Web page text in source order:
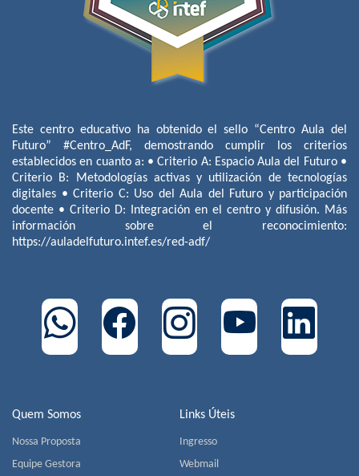
Quem Somos
Nossa Proposta
Equipe Gestora
Links Úteis
Ingresso
Webmail
Este centro educativo ha obtenido el sello “Centro Aula del
Futuro” #Centro_AdF, demostrando cumplir los criterios
establecidos en cuanto a: • Criterio A: Espacio Aula del Futuro •
Criterio B: Metodologías activas y utilización de tecnologías
digitales • Criterio C: Uso del Aula del Futuro y participación
docente • Criterio D: Integración en el centro y difusión. Más
información sobre el reconocimiento:
https://auladelfuturo.intef.es/red-adf/